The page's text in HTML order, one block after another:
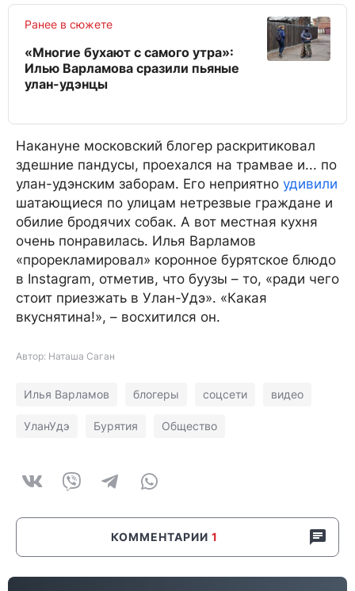
Ранее в сюжете
«Многие бухают с самого утра»:
Илью Варламова сразили пьяные
улан-удэнцы
Накануне московский блогер раскритиковал
здешние пандусы, проехался на трамвае и... по
улан-удэнским заборам. Его неприятно удивили
шатающиеся по улицам нетрезвые граждане и
обилие бродячих собак. А вот местная кухня
очень понравилась. Илья Варламов
«прорекламировал» коронное бурятское блюдо
в Instagram, отметив, что буузы – то, «ради чего
стоит приезжать в Улан-Удэ». «Какая
вкуснятина!», – восхитился он.
Автор: Наташа Саган
Илья Варламов блогеры соцсети видео
УланУдэ Бурятия Общество
КОММЕНТАРИИ 1